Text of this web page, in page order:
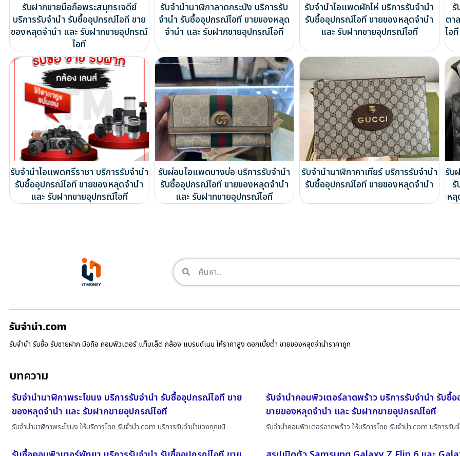
รับฝากขายมือถือพระสมุทรเจดีย์
บริการรับจำนำ รับซื้ออุปกรณ์ไอที ขาย
ของหลุดจำนำ และ รับฝากขายอุปกรณ์
ไอที
รับจำนำนาฬิกาลาดกระบัง บริการรับ
จำนำ รับซื้ออุปกรณ์ไอที ขายของหลุด
จำนำ และ รับฝากขายอุปกรณ์ไอที
รับจำนำไอแพดผักไห่ บริการรับจำนำ
รับซื้ออุปกรณ์ไอที ขายของหลุดจำนำ
และ รับฝากขายอุปกรณ์ไอที
ตา
ไอ
รับจำนำไอแพดศรีราชา บริการรับจำนำ
รับซื้ออุปกรณ์ไอที ขายของหลุดจำนำ
และ รับฝากขายอุปกรณ์ไอที
รับผ่อนไอแพดบางบ่อ บริการรับจำนำ
รับซื้ออุปกรณ์ไอที ขายของหลุดจำนำ
และ รับฝากขายอุปกรณ์ไอที
รับจำนำนาฬิกาคาเทียร์ บริการรับจำนำ
รับซื้ออุปกรณ์ไอที ขายของหลุดจำนำ
รับ
หลุ
รับจํานํา.com
รับจำนำ รับซื้อ รับขายฝาก มือถือ คอมพิวเตอร์ แท็บเล็ต กล้อง แบรนด์เนม ให้ราคาสูง ดอกเบี้ยต่ำ ขายของหลุดจำนำราคาถูก
บทความ
รับจำนำนาฬิกาพระโขนง บริการรับจำนำ รับซื้ออุปกรณ์ไอที ขาย
ของหลุดจำนำ และ รับฝากขายอุปกรณ์ไอที
รับจำนำนาฬิกาพระโขนง ให้บริการโดย รับจํานํา.com บริการรับจำนำของทุกชนิ
รับจำนำคอมพิวเตอร์ลาดพร้าว บริการรับจำนำ รับซื้
ขายของหลุดจำนำ และ รับฝากขายอุปกรณ์ไอที
รับจำนำคอมพิวเตอร์ลาดพร้าว ให้บริการโดย รับจํานํา.com บริการรับ